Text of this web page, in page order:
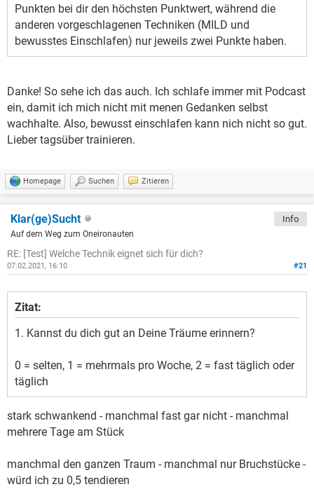
Punkten bei dir den höchsten Punktwert, während die
anderen vorgeschlagenen Techniken (MILD und
bewusstes Einschlafen) nur jeweils zwei Punkte haben.
Danke! So sehe ich das auch. Ich schlafe immer mit Podcast
ein, damit ich mich nicht mit menen Gedanken selbst
wachhalte. Also, bewusst einschlafen kann nich nicht so gut.
Lieber tagsüber trainieren.
Homepage Suchen Zitieren
Klar(ge)Sucht
Auf dem Weg zum Oneironauten
Info
RE: [Test] Welche Technik eignet sich für dich?
#21
07.02.2021, 16:10
Zitat:
1. Kannst du dich gut an Deine Träume erinnern?
0 = selten, 1 = mehrmals pro Woche, 2 = fast täglich oder
täglich
stark schwankend - manchmal fast gar nicht - manchmal
mehrere Tage am Stück
manchmal den ganzen Traum - manchmal nur Bruchstücke -
würd ich zu 0,5 tendieren